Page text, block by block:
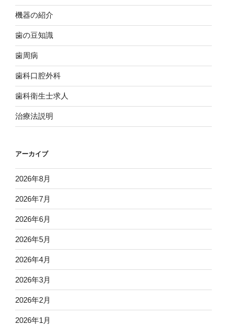
機器の紹介
歯の豆知識
歯周病
歯科口腔外科
歯科衛生士求人
治療法説明
アーカイブ
2026年8月
2026年7月
2026年6月
2026年5月
2026年4月
2026年3月
2026年2月
2026年1月